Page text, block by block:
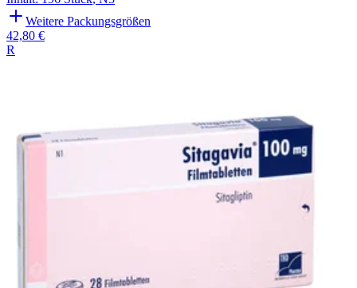
Weitere Packungsgrößen
42,80 €
R